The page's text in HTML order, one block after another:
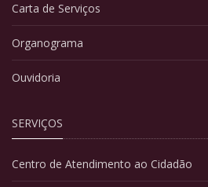
Carta de Serviços
Organograma
Ouvidoria
SERVIÇOS
Centro de Atendimento ao Cidadão